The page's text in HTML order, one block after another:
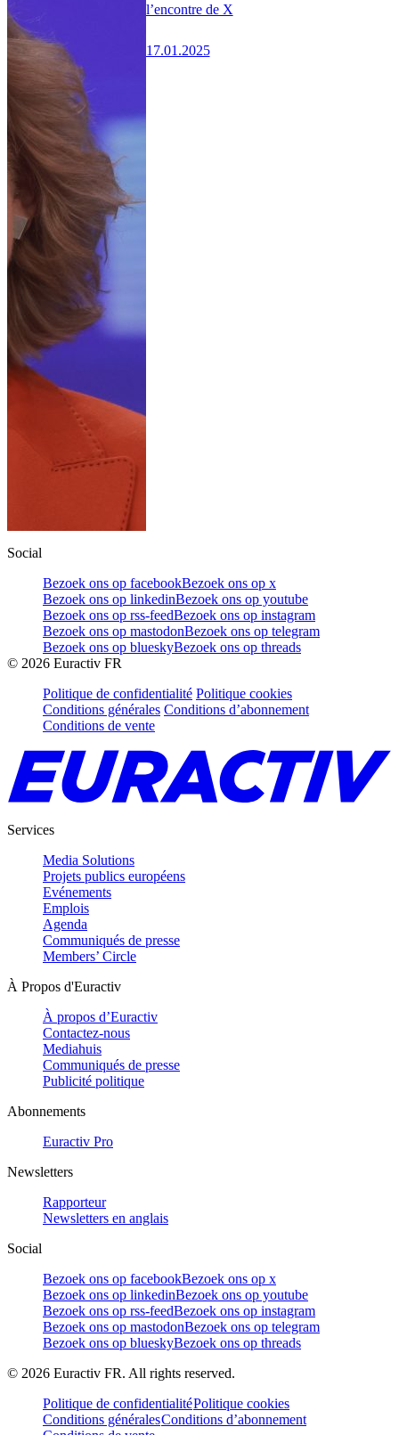
l’encontre de X
17.01.2025
Social
Bezoek ons op facebookBezoek ons op x
Bezoek ons op linkedinBezoek ons op youtube
Bezoek ons op rss-feedBezoek ons op instagram
Bezoek ons op mastodonBezoek ons op telegram
Bezoek ons op blueskyBezoek ons op threads
© 2026 Euractiv FR
Politique de confidentialité Politique cookies
Conditions générales Conditions d’abonnement
Conditions de vente
Services
Media Solutions
Projets publics européens
Evénements
Emplois
Agenda
Communiqués de presse
Members’ Circle
À Propos d'Euractiv
À propos d’Euractiv
Contactez-nous
Mediahuis
Communiqués de presse
Publicité politique
Abonnements
Euractiv Pro
Newsletters
Rapporteur
Newsletters en anglais
Social
Bezoek ons op facebookBezoek ons op x
Bezoek ons op linkedinBezoek ons op youtube
Bezoek ons op rss-feedBezoek ons op instagram
Bezoek ons op mastodonBezoek ons op telegram
Bezoek ons op blueskyBezoek ons op threads
© 2026 Euractiv FR. All rights reserved.
Politique de confidentialitéPolitique cookies
Conditions généralesConditions d’abonnement